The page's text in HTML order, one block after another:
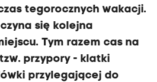
tegorocznych wakacji.
się kolejna
Tym razem cas na
przypory - klatki
przylegającej do